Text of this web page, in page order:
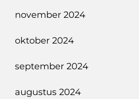
november 2024
oktober 2024
september 2024
augustus 2024